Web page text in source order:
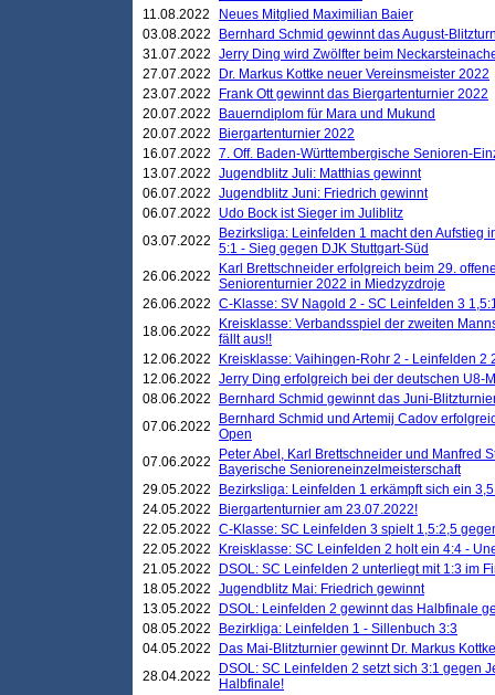
11.08.2022
Neues Mitglied Maximilian Baier
03.08.2022
Bernhard Schmid gewinnt das August-
31.07.2022 Jerry Ding wird Zwölfter beim
27.07.2022
Dr. Markus Kottke neuer Vereinsmeister 2022
23.07.2022
Frank Ott gewinnt das Biergartenturnier 2022
20.07.2022
Bauerndiplom für Mara und Mukund
20.07.2022
Biergartenturnier 2022
16.07.2022 7. Off. Baden-Württembergische Senioren-
13.07.2022 Jugendblitz Juli: Matthias gewinnt
06.07.2022 Jugendblitz Juni: Friedrich gewinnt
06.07.2022
Udo Bock ist Sieger im Juliblitz
03.07.2022
Bezirksliga: Leinfelden 1 macht den Aufstieg
5:1 - Sieg gegen DJK Stuttgart-Süd
26.06.2022
Karl Brettschneider erfolgreich beim 29.
Seniorenturnier 2022 in Miedzyzdroje
26.06.2022 C-Klasse: SV Nagold 2 - SC Leinfelden 3
18.06.2022
Kreisklasse: Verbandsspiel der zweiten
fällt aus!!
12.06.2022
Kreisklasse: Vaihingen-Rohr 2 - Leinfelden 2
12.06.2022 Jerry Ding erfolgreich bei der deutschen U8-
08.06.2022
Bernhard Schmid gewinnt das Juni-
07.06.2022
Bernhard Schmid und Artemij Cadov
Open
07.06.2022
Peter Abel, Karl Brettschneider und Manfred
Bayerische Senioreneinzelmeisterschaft
29.05.2022
Bezirksliga: Leinfelden 1 erkämpft sich ein
24.05.2022
Biergartenturnier am 23.07.2022!
22.05.2022 C-Klasse: SC Leinfelden 3 spielt 1,5:2,5
22.05.2022
Kreisklasse: SC Leinfelden 2 holt ein 4:4 -
21.05.2022
DSOL: SC Leinfelden 2 unterliegt mit 1:3 im
18.05.2022 Jugendblitz Mai: Friedrich gewinnt
13.05.2022
DSOL: Leinfelden 2 gewinnt das Halbfinale
08.05.2022
Bezirkliga: Leinfelden 1 - Sillenbuch 3:3
04.05.2022
Das Mai-Blitzturnier gewinnt Dr. Markus
28.04.2022
DSOL: SC Leinfelden 2 setzt sich 3:1 gegen
Halbfinale!